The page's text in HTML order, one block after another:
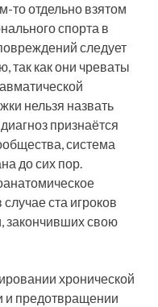
то отдельно взятом
спорта в
следует
так как они чреваты
нельзя назвать
признаётся
система
до сих пор.
ста игроков
закончивших свою
хронической
и предотвращении